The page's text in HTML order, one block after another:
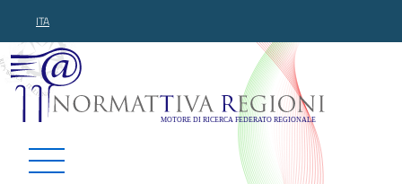
ITA
Normattiva Regioni -